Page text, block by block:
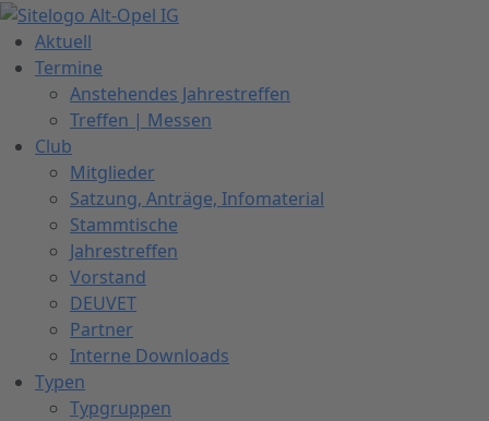
Zum
Inhalt
springen
Aktuell
Termine
Anstehendes Jahrestreffen
Treffen | Messen
Club
Mitglieder
Satzung, Anträge, Infomaterial
Stammtische
Jahrestreffen
Vorstand
DEUVET
Partner
Interne Downloads
Typen
Typgruppen